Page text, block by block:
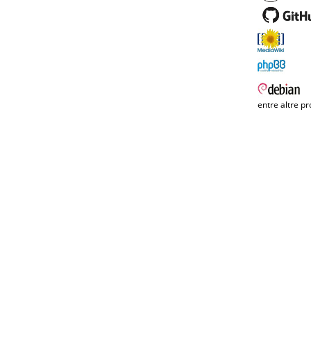
entre altre